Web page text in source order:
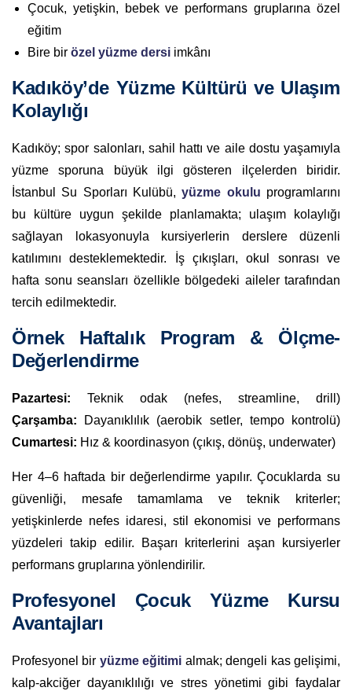
Çocuk, yetişkin, bebek ve performans gruplarına özel
eğitim
Bire bir özel yüzme dersi imkânı
Kadıköy’de Yüzme Kültürü ve Ulaşım
Kolaylığı
Kadıköy; spor salonları, sahil hattı ve aile dostu yaşamıyla
yüzme sporuna büyük ilgi gösteren ilçelerden biridir.
İstanbul Su Sporları Kulübü,yüzme okulu programlarını
bu kültüre uygun şekilde planlamakta; ulaşım kolaylığı
sağlayan lokasyonuyla kursiyerlerin derslere düzenli
katılımını desteklemektedir. İş çıkışları, okul sonrası ve
hafta sonu seansları özellikle bölgedeki aileler tarafından
tercih edilmektedir.
Örnek Haftalık Program & Ölçme-
Değerlendirme
Pazartesi: Teknik odak (nefes, streamline, drill)
Çarşamba: Dayanıklılık (aerobik setler, tempo kontrolü)
Cumartesi: Hız & koordinasyon (çıkış, dönüş, underwater)
Her 4–6 haftada bir değerlendirme yapılır. Çocuklarda su
güvenliği, mesafe tamamlama ve teknik kriterler;
yetişkinlerde nefes idaresi, stil ekonomisi ve performans
yüzdeleri takip edilir. Başarı kriterlerini aşan kursiyerler
performans gruplarına yönlendirilir.
Profesyonel Çocuk Yüzme Kursu
Avantajları
Profesyonel bir yüzme eğitimi almak; dengeli kas gelişimi,
kalp-akciğer dayanıklılığı ve stres yönetimi gibi faydalar